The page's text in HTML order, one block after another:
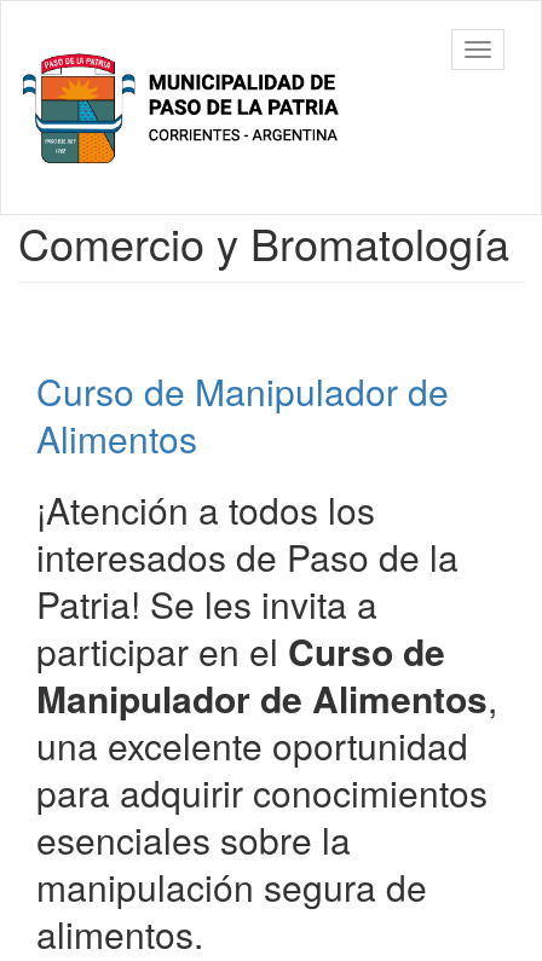
contenido
principal
Municipalidad
de Paso De
La Patria
barra
Contenido
Comercio y Bromatología
Curso de Manipulador de
Alimentos
¡Atención a todos los
interesados de Paso de la
Patria! Se les invita a
participar en el Curso de
Manipulador de Alimentos,
una excelente oportunidad
para adquirir conocimientos
esenciales sobre la
manipulación segura de
alimentos.